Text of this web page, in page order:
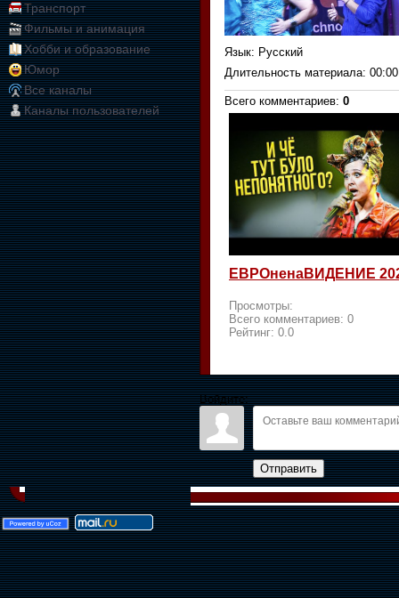
Транспорт
Фильмы и анимация
Хобби и образование
Юмор
Все каналы
Каналы пользователей
Язык: Русский
Длительность материала:
Всего комментариев: 0
ЕВРОненаВИДЕНИЕ
Просмотры:
Всего комментариев: 0
Рейтинг: 0.0
Войдите:
Отправить